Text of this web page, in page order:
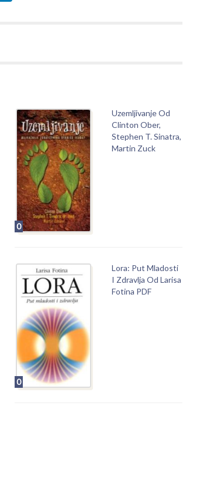
0
Uzemljivanje Od
Clinton Ober,
Stephen T. Sinatra,
Martin Zuck
0
Lora: Put Mladosti
I Zdravlja Od Larisa
Fotina PDF